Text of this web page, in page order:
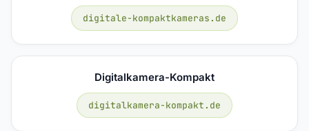
digitale-kompaktkameras.de
Digitalkamera-Kompakt
digitalkamera-kompakt.de